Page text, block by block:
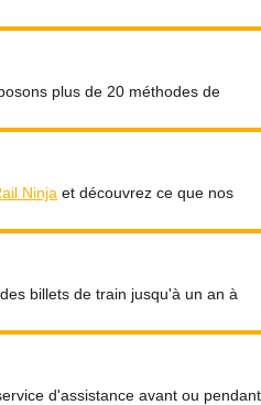
plus de 20 méthodes de
Ninja et découvrez ce que nos
billets de train jusqu'à un an à
d'assistance avant ou pendant